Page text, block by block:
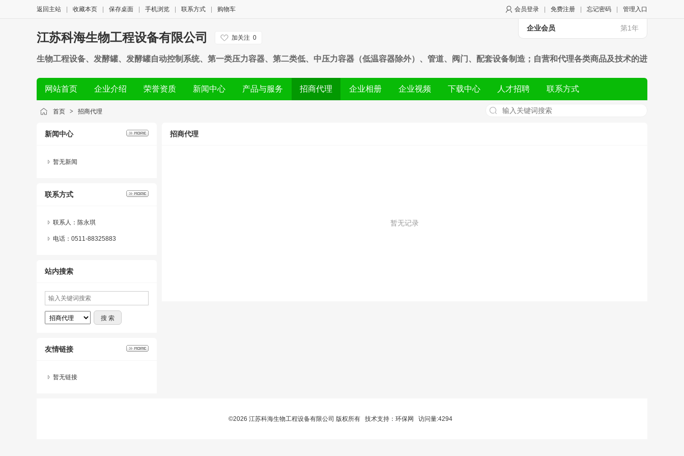
会员登录 免费注册 忘记密码 管理入口
返回主站 收藏本页 保存桌面 手机浏览 联系方式 购物车
企业会员 第1年
江苏科海生物工程设备有限公司 加关注 0
生物工程设备、发酵罐、发酵罐自动控制系统、第一类压力容器、第二类低、中压力容器（低温容器除外）、管道、阀门、配套设备制造；自营和代理各类商品及技术的进
网站首页
企业介绍 荣誉资质 新闻中心 产品与服务 招商代理 企业相册 企业视频 下载中心 人才招聘 联系方式
首页 > 招商代理
新闻中心
暂无新闻
联系方式
联系人：陈永琪
电话：0511-88325883
站内搜索
友情链接
暂无链接
招商代理
暂无记录
©2026 江苏科海生物工程设备有限公司 版权所有 技术支持： 环保网 访问量:4294